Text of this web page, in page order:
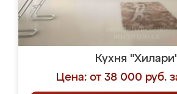
Кухня
Цена: от 38 000 руб.